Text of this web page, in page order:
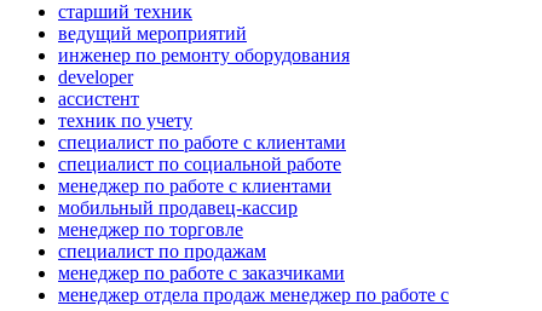
старший техник
ведущий мероприятий
инженер по ремонту оборудования
developer
ассистент
техник по учету
специалист по работе с клиентами
специалист по социальной работе
менеджер по работе с клиентами
мобильный продавец-кассир
менеджер по торговле
специалист по продажам
менеджер по работе с заказчиками
менеджер отдела продаж менеджер по работе с